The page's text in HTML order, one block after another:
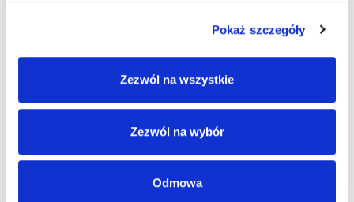
Pokaż szczegóły
Zezwól na wszystkie
Zezwól na wybór
Odmowa
Minimum: 100
YTDY 4x0,5 biały Kabel do urządzeń